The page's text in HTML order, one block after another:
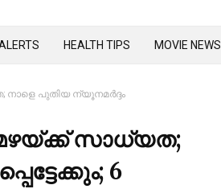
HEALTH TIPS MOVIE NEWS
പുതിയ ന്യൂനമര്‍ദ്ദം
സാധ്യത;
6